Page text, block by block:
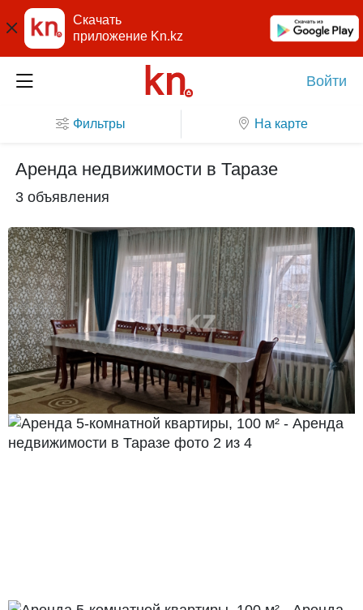
Скачать
приложение Kn.kz
Войти
Фильтры На карте
Аренда недвижимости в Таразе
3 объявления